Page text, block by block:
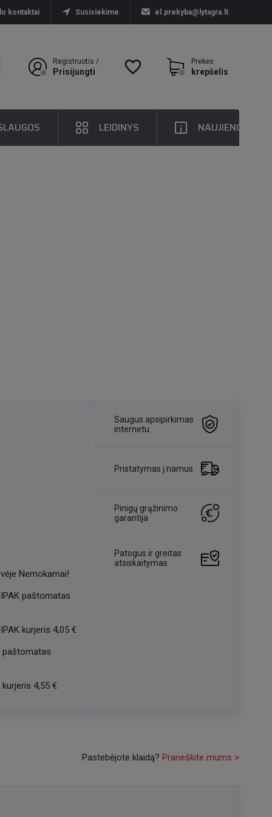
kontaktai Susisiekime el.prekyba@lytagra.lt
Prekės
krepšelis
favorite_border
Registruotis /
Prisijungti
LEIDINYS NAUJIENOS
Nemokamai!
paštomatas
kurjeris 4,05 €
paštomatas
kurjeris 4,55 €
Saugus apsipirkimas
internetu
Pristatymas į namus
Pinigų grąžinimo
garantija
Patogus ir greitas
atsiskaitymas
Pastebėjote klaidą? Praneškite mums >